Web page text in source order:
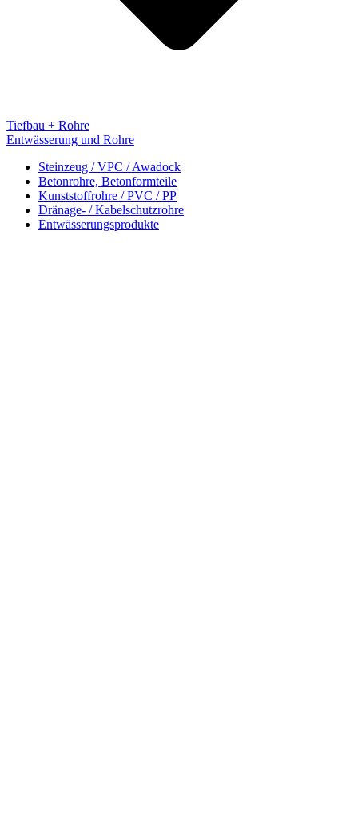
Tiefbau + Rohre
Entwässerung und Rohre
Steinzeug / VPC / Awadock
Betonrohre, Betonformteile
Kunststoffrohre / PVC / PP
Dränage- / Kabelschutzrohre
Entwässerungsprodukte